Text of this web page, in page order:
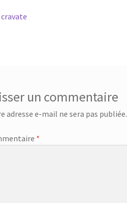
un commentaire
adresse e-mail ne sera pas publiée.
*